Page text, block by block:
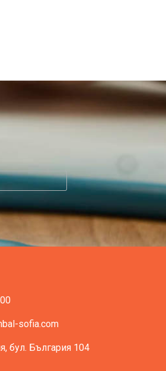
sofia.com
бул. България 104